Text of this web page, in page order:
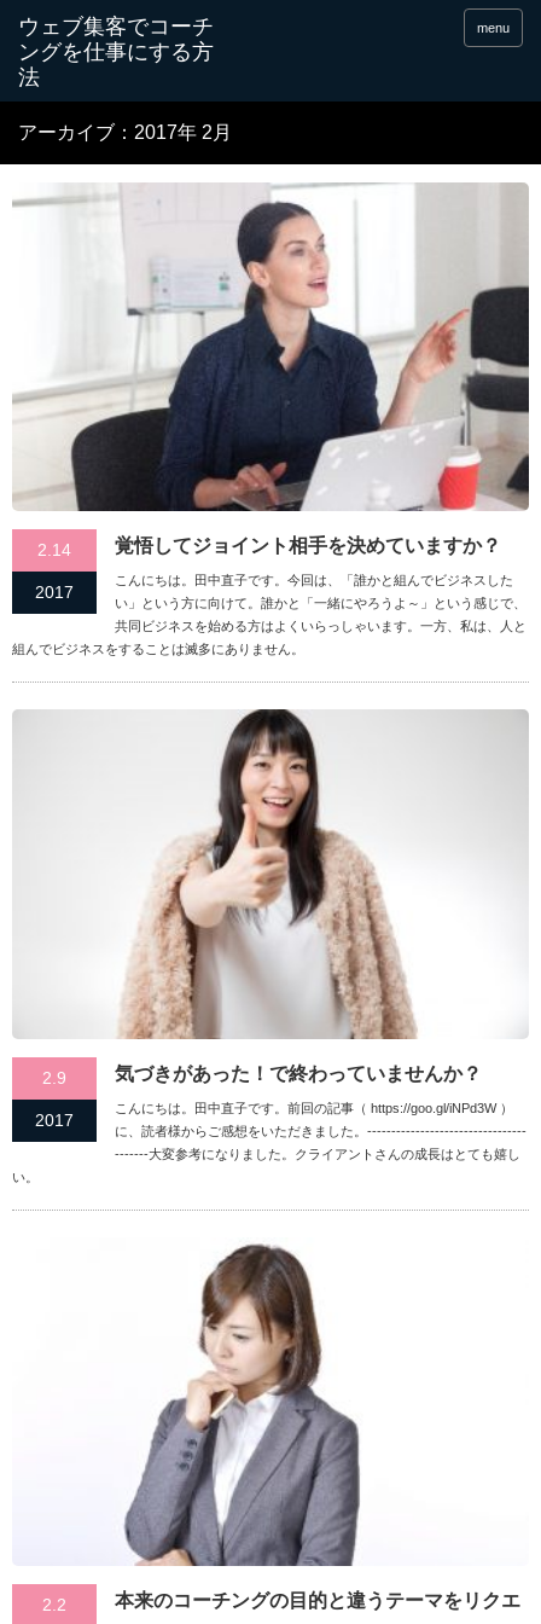
menu
アーカイブ：2017年 2月
2.14
2017
覚悟してジョイント相手を決めていますか？
こんにちは。田中直子です。今回は、「誰かと組んでビジネスした
い」という方に向けて。誰かと「一緒にやろうよ～」という感じで、
共同ビジネスを始める方はよくいらっしゃいます。一方、私は、人と
組んでビジネスをすることは滅多にありません。
2.9
2017
気づきがあった！で終わっていませんか？
こんにちは。田中直子です。前回の記事（ https://goo.gl/iNPd3W ）
に、読者様からご感想をいただきました。---------------------------------
-------大変参考になりました。クライアントさんの成長はとても嬉し
い。
2.2 本来のコーチングの目的と違うテーマをリクエ